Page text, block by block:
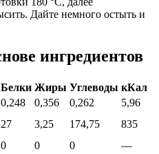
Дайте немного остыть и
ингредиентов
Белки Жиры Углеводы кКал
0,248 0,356 0,262
5,96
27 3,25 174,75
835
0 0 0
—